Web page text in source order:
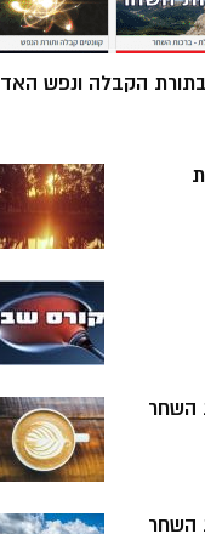
בתורת הקבלה ונפש
השחר
השחר